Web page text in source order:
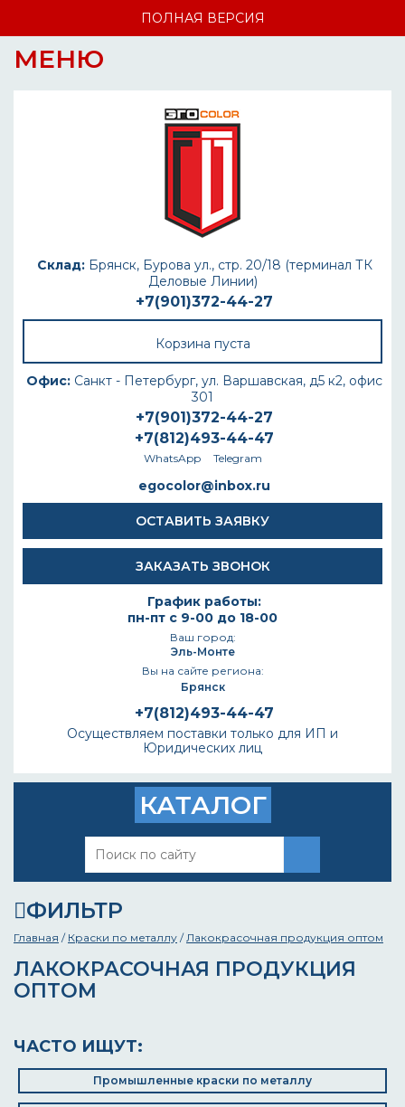
ПОЛНАЯ ВЕРСИЯ
МЕНЮ
Склад:Брянск, Бурова ул., стр. 20/18 (терминал ТК
Деловые Линии)
+7(901)372-44-27
Корзина пуста
Офис: Санкт - Петербург, ул. Варшавская, д5 к2, офис
301
+7(901)372-44-27
+7(812)493-44-47
WhatsApp Telegram
egocolor@inbox.ru
ОСТАВИТЬ ЗАЯВКУ
ЗАКАЗАТЬ ЗВОНОК
График работы:
пн-пт с 9-00 до 18-00
Ваш город:
Эль-Монте
Вы на сайте региона:
Брянск
+7(812)493-44-47
Осуществляем поставки только для ИП и
Юридических лиц
КАТАЛОГ
ФИЛЬТР
Главная / Краски по металлу /Лакокрасочная продукция оптом
ЛАКОКРАСОЧНАЯ ПРОДУКЦИЯ
ОПТОМ
ЧАСТО ИЩУТ:
Промышленные краски по металлу